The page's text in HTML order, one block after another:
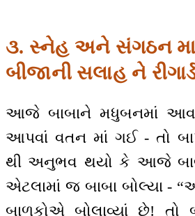
૩. સ્નેહ અને સંગઠન
બીજાની સલાહ ને
આજે બાબાને મધુબનમાં
આપવાં વતન માં ગઈ - તો
થી અનુભવ થયો કે આજે
એટલામાં જ બાબા બોલ્યા -
બાળકોએ બોલાવ્યાં છે! તો